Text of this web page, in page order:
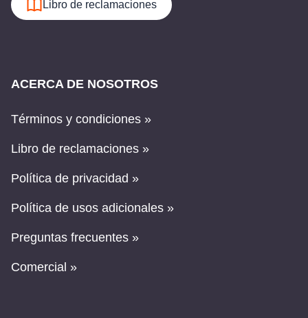
Libro de reclamaciones
ACERCA DE NOSOTROS
Términos y condiciones »
Libro de reclamaciones »
Política de privacidad »
Política de usos adicionales »
Preguntas frecuentes »
Comercial »